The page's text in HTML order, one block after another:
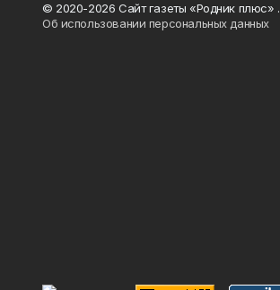
© 2020-2026 Сайт газеты «Родник плюс» .
Об использовании персональных данных